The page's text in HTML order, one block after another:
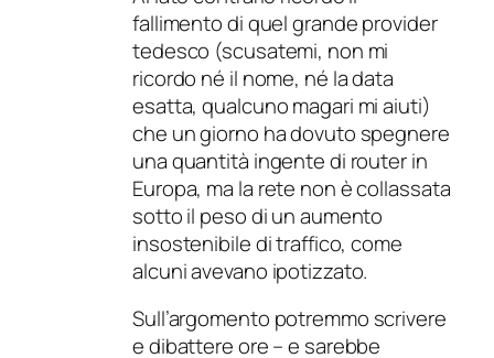
fallimento di quel grande provider
tedesco (scusatemi, non mi
ricordo né il nome, né la data
esatta, qualcuno magari mi aiuti)
che un giorno ha dovuto spegnere
una quantità ingente di router in
Europa, ma la rete non è collassata
sotto il peso di un aumento
insostenibile di traffico, come
alcuni avevano ipotizzato.
Sull’argomento potremmo scrivere
e dibattere ore – e sarebbe